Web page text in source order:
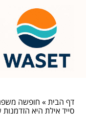
דף הבית» חופשה
סייד אילת היא